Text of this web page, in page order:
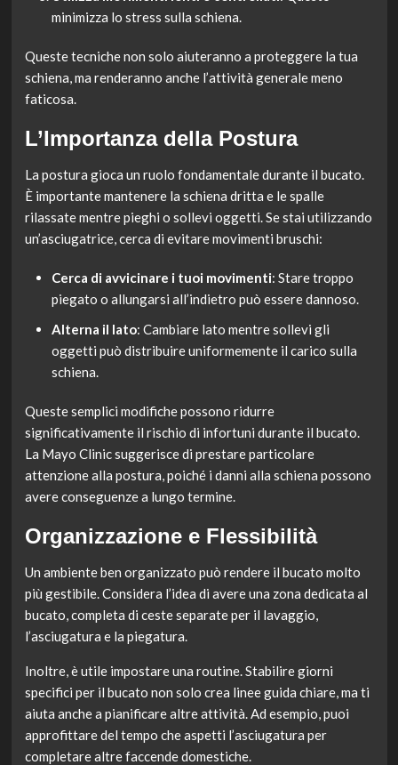
minimizza lo stress sulla schiena.
Queste tecniche non solo aiuteranno a proteggere la tua
schiena, ma renderanno anche l’attività generale meno
faticosa.
L’Importanza della Postura
La postura gioca un ruolo fondamentale durante il bucato.
È importante mantenere la schiena dritta e le spalle
rilassate mentre pieghi o sollevi oggetti. Se stai utilizzando
un’asciugatrice, cerca di evitare movimenti bruschi:
Cerca di avvicinare i tuoi movimenti: Stare troppo
piegato o allungarsi all’indietro può essere dannoso.
Alterna il lato: Cambiare lato mentre sollevi gli
oggetti può distribuire uniformemente il carico sulla
schiena.
Queste semplici modifiche possono ridurre
significativamente il rischio di infortuni durante il bucato.
La Mayo Clinic suggerisce di prestare particolare
attenzione alla postura, poiché i danni alla schiena possono
avere conseguenze a lungo termine.
Organizzazione e Flessibilità
Un ambiente ben organizzato può rendere il bucato molto
più gestibile. Considera l’idea di avere una zona dedicata al
bucato, completa di ceste separate per il lavaggio,
l’asciugatura e la piegatura.
Inoltre, è utile impostare una routine. Stabilire giorni
specifici per il bucato non solo crea linee guida chiare, ma ti
aiuta anche a pianificare altre attività. Ad esempio, puoi
approfittare del tempo che aspetti l’asciugatura per
completare altre faccende domestiche.